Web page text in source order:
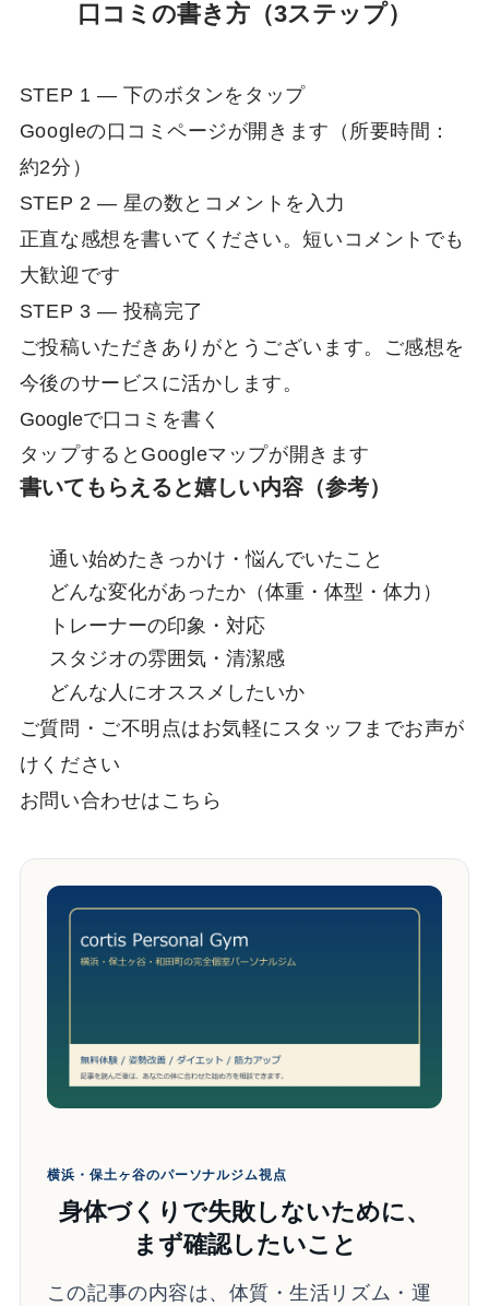
口コミの書き方（3ステップ）
STEP 1 — 下のボタンをタップ
Googleの口コミページが開きます（所要時間：
約2分）
STEP 2 — 星の数とコメントを入力
正直な感想を書いてください。短いコメントでも
大歓迎です
STEP 3 — 投稿完了
ご投稿いただきありがとうございます。ご感想を
今後のサービスに活かします。
Googleで口コミを書く
タップするとGoogleマップが開きます
書いてもらえると嬉しい内容（参考）
通い始めたきっかけ・悩んでいたこと
どんな変化があったか（体重・体型・体力）
トレーナーの印象・対応
スタジオの雰囲気・清潔感
どんな人にオススメしたいか
ご質問・ご不明点はお気軽にスタッフまでお声が
けください
お問い合わせはこちら
横浜・保土ヶ谷のパーソナルジム視点
身体づくりで失敗しないために、
まず確認したいこと
この記事の内容は、体質・生活リズム・運